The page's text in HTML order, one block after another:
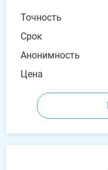
Точность
Срок
Анонимность
Цена